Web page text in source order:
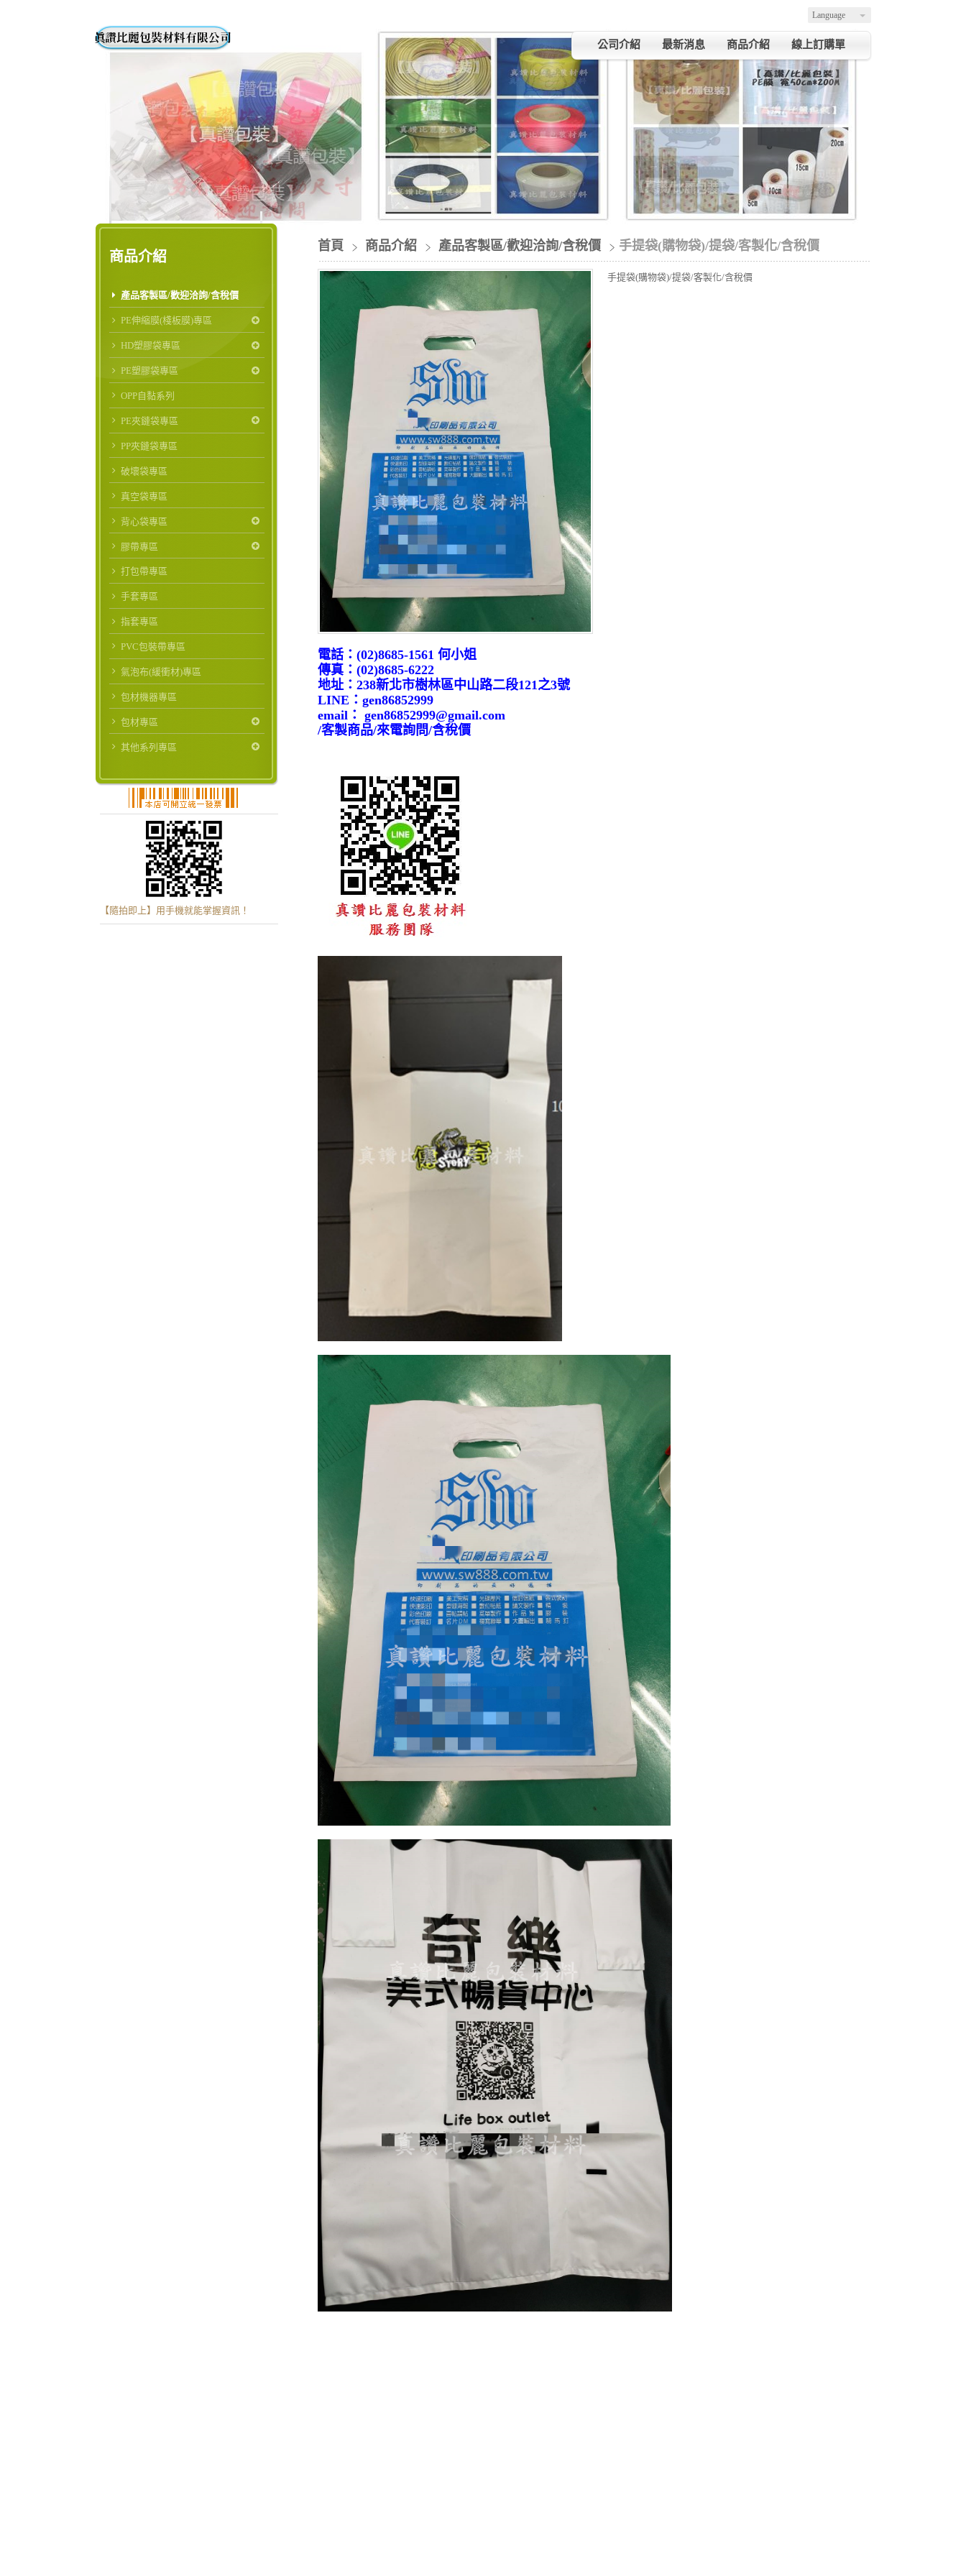
Language
公司介紹 最新消息 商品介紹 線上訂購單
商品介紹
產品客製區/歡迎洽詢/含稅價
PE伸縮膜(棧板膜)專區
HD塑膠袋專區
PE塑膠袋專區
OPP自黏系列
PE夾鏈袋專區
PP夾鏈袋專區
破壞袋專區
真空袋專區
背心袋專區
膠帶專區
打包帶專區
手套專區
指套專區
PVC包裝帶專區
氣泡布(緩衝材)專區
包材機器專區
包材專區
其他系列專區
【隨拍即上】用手機就能掌握資訊！
首頁 商品介紹 產品客製區/歡迎洽詢/含稅價 手提袋(購物袋)/提袋/客製化/含稅價
手提袋(購物袋)/提袋/客製化/含稅價
電話：(02)8685-1561 何小姐
傳真：(02)8685-6222
地址：238新北市樹林區中山路二段121之3號
LINE： gen86852999
email： gen86852999@gmail.com
/客製商品/來電詢問/含稅價